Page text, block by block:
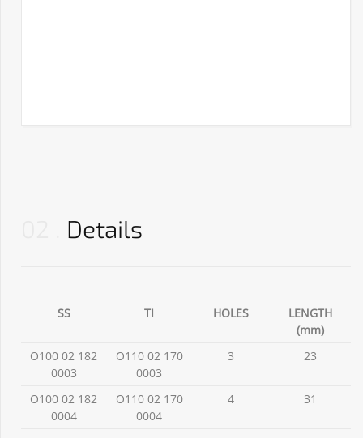
Details
SS TI HOLES
LENGTH
(mm)
O100 02 182
0003
O110 02 170
0003
3 23
O100 02 182
0004
O110 02 170
0004
4 31